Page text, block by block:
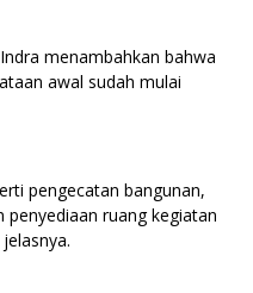
menambahkan bahwa
awal sudah mulai
pengecatan bangunan,
ruang kegiatan